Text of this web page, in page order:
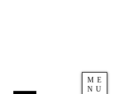
ME
NU